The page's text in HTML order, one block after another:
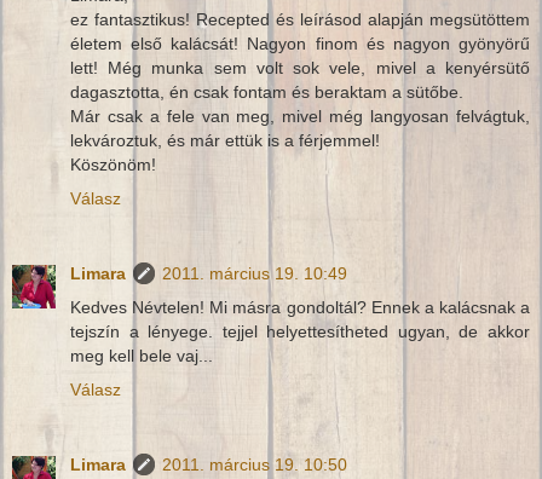
ez fantasztikus! Recepted és leírásod alapján megsütöttem
életem első kalácsát! Nagyon finom és nagyon gyönyörű
lett! Még munka sem volt sok vele, mivel a kenyérsütő
dagasztotta, én csak fontam és beraktam a sütőbe.
Már csak a fele van meg, mivel még langyosan felvágtuk,
lekvároztuk, és már ettük is a férjemmel!
Köszönöm!
Válasz
Limara
2011. március 19. 10:49
Kedves Névtelen! Mi másra gondoltál? Ennek a kalácsnak a
tejszín a lényege. tejjel helyettesítheted ugyan, de akkor
meg kell bele vaj...
Válasz
Limara 2011. március 19. 10:50